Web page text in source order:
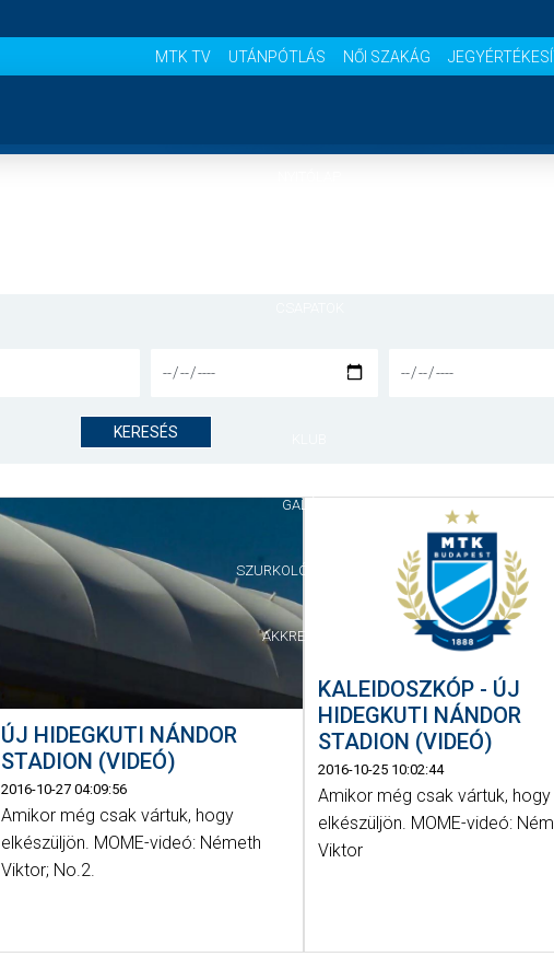
MTK TV UTÁNPÓTLÁS NŐI SZAKÁG
MÉRKŐZÉSEK
GALÉRIA
SZURKOLÓI ÉLMÉNYEK
AKKREDITÁCIÓ
KERESÉS
ÚJ HIDEGKUTI NÁNDOR
STADION (VIDEÓ)
2016-10-27 04:09:56
Amikor még csak vártuk, hogy
elkészüljön. MOME-videó: Németh
Viktor; No.2.
KALEIDOSZKÓP - ÚJ
HIDEGKUTI NÁNDOR
STADION (VIDEÓ)
2016-10-25 10:02:44
Amikor még csak vártuk, hogy
elkészüljön. MOME-videó:
Viktor